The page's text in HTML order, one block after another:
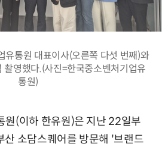
유통원 대표이사(오른쪽 다섯 번째)와
촬영했다.(사진=한국중소벤처기업유
통원)
원(이하 한유원)은 지난 22일부
산 소담스퀘어를 방문해 '브랜드